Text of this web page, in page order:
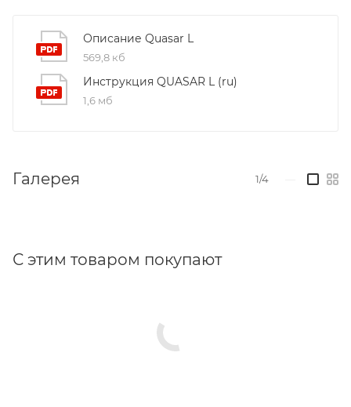
Описание Quasar L
569,8 кб
Инструкция QUASAR L (ru)
1,6 мб
Галерея 1/4
С этим товаром покупают